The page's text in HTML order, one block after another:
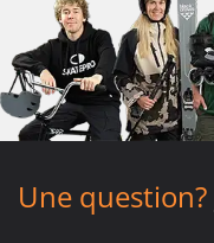
Une question?